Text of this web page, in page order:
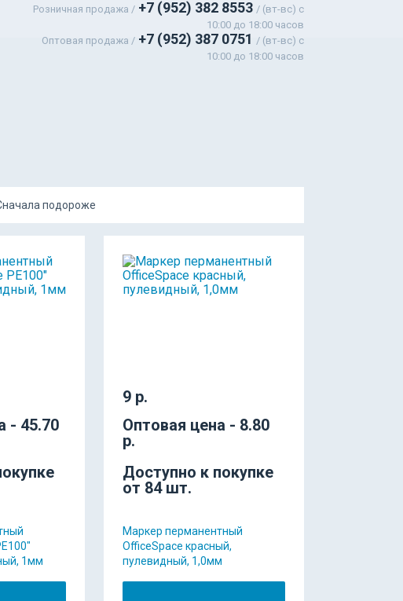
Розничная продажа / +7 (952) 382 8553 / (вт-вс) c
10:00 до 18:00 часов
Оптовая продажа / +7 (952) 387 0751 / (вт-вс) с
10:00 до 18:00 часов
подороже
- 45.70
1мм
9 р.
Оптовая цена - 8.80
р.
Доступно к покупке
от 84 шт.
Маркер перманентный
OfficeSpace красный,
пулевидный, 1,0мм